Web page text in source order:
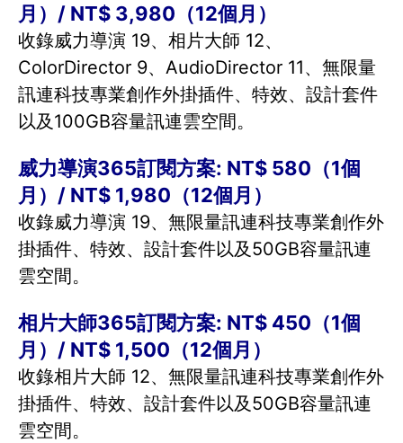
月）/ NT$ 3,980（12個月）
收錄威力導演 19、相片大師 12、
ColorDirector 9、AudioDirector 11、無限量
訊連科技專業創作外掛插件、特效、設計套件
以及100GB容量訊連雲空間。
威力導演365訂閱方案: NT$ 580（1個
月）/ NT$ 1,980（12個月）
收錄威力導演 19、無限量訊連科技專業創作外
掛插件、特效、設計套件以及50GB容量訊連
雲空間。
相片大師365訂閱方案: NT$ 450（1個
月）/ NT$ 1,500（12個月）
收錄相片大師 12、無限量訊連科技專業創作外
掛插件、特效、設計套件以及50GB容量訊連
雲空間。